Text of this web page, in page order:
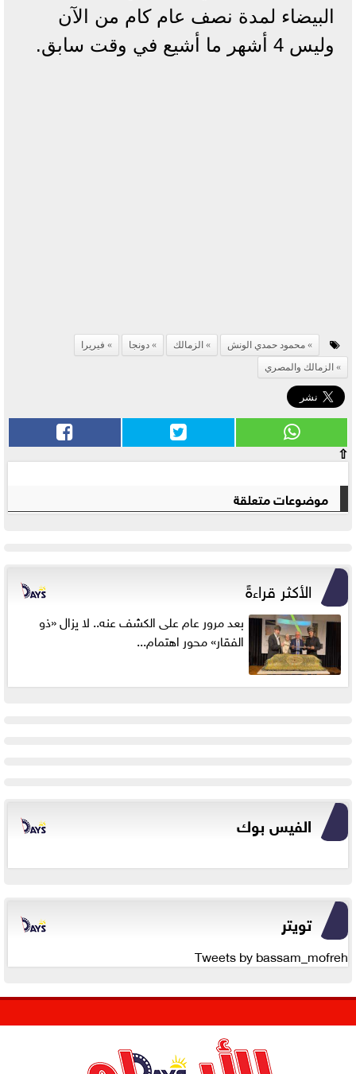
البيضاء لمدة نصف عام كام من الآن
وليس 4 أشهر ما أشيع في وقت سابق.
محمود حمدي الونش الزمالك دونجا
فيريرا
الزمالك والمصري
⇧
موضوعات متعلقة
الأكثر قراءةً
بعد مرور عام على الكشف عنه.. لا يزال «ذو
الفقار» محور اهتمام...
الفيس بوك
تويتر
Tweets by bassam_mofreh